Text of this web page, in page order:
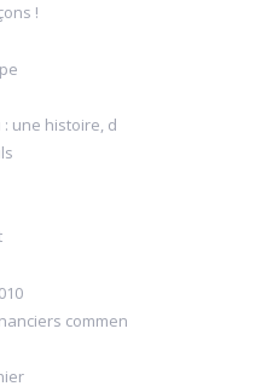
!
une histoire, d
commen